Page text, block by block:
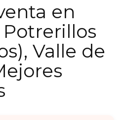
en
Potrerillos
Valle de